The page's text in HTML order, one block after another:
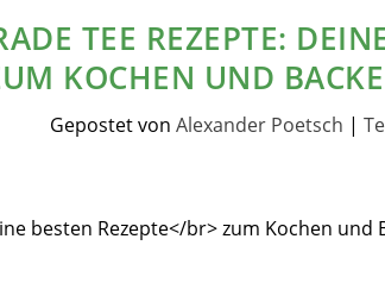
TEE REZEPTE:
KOCHEN UND
Gepostet vonAlexander Poetsch |